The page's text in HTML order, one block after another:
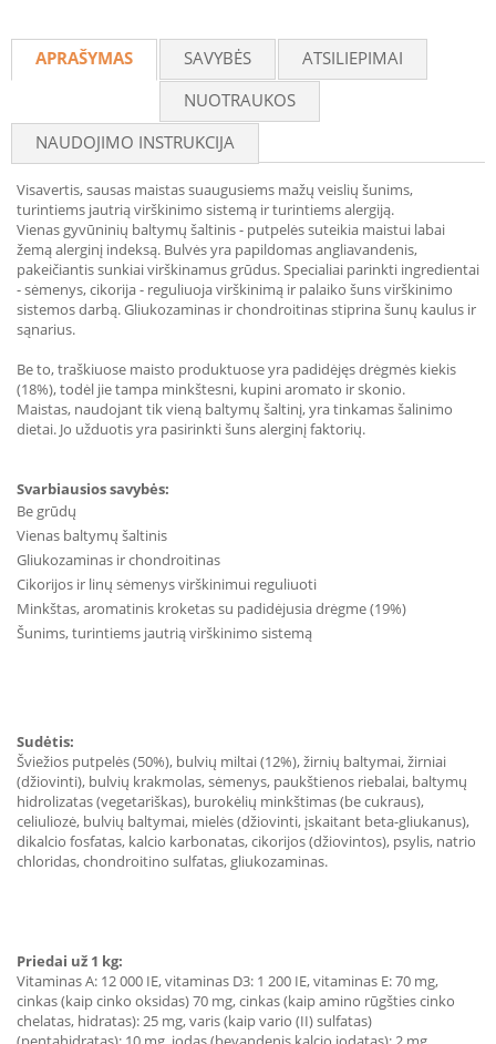
APRAŠYMAS SAVYBĖS
ATSILIEPIMAI
NUOTRAUKOS
NAUDOJIMO INSTRUKCIJA
Visavertis, sausas maistas suaugusiems mažų veislių šunims,
turintiems jautrią virškinimo sistemą ir turintiems alergiją.
Vienas gyvūninių baltymų šaltinis - putpelės suteikia maistui labai
žemą alerginį indeksą. Bulvės yra papildomas angliavandenis,
pakeičiantis sunkiai virškinamus grūdus. Specialiai parinkti ingredientai
- sėmenys, cikorija - reguliuoja virškinimą ir palaiko šuns virškinimo
sistemos darbą. Gliukozaminas ir chondroitinas stiprina šunų kaulus ir
sąnarius.
Be to, traškiuose maisto produktuose yra padidėjęs drėgmės kiekis
(18%), todėl jie tampa minkštesni, kupini aromato ir skonio.
Maistas, naudojant tik vieną baltymų šaltinį, yra tinkamas šalinimo
dietai. Jo užduotis yra pasirinkti šuns alerginį faktorių.
Svarbiausios savybės:
Be grūdų
Vienas baltymų šaltinis
Gliukozaminas ir chondroitinas
Cikorijos ir linų sėmenys virškinimui reguliuoti
Minkštas, aromatinis kroketas su padidėjusia drėgme (19%)
Šunims, turintiems jautrią virškinimo sistemą
Sudėtis:
Šviežios putpelės (50%), bulvių miltai (12%), žirnių baltymai, žirniai
(džiovinti), bulvių krakmolas, sėmenys, paukštienos riebalai, baltymų
hidrolizatas (vegetariškas), burokėlių minkštimas (be cukraus),
celiuliozė, bulvių baltymai, mielės (džiovinti, įskaitant beta-gliukanus),
dikalcio fosfatas, kalcio karbonatas, cikorijos (džiovintos), psylis, natrio
chloridas, chondroitino sulfatas, gliukozaminas.
Priedai už 1 kg:
Vitaminas A: 12 000 IE, vitaminas D3: 1 200 IE, vitaminas E: 70 mg,
cinkas (kaip cinko oksidas) 70 mg, cinkas (kaip amino rūgšties cinko
chelatas, hidratas): 25 mg, varis (kaip vario (II) sulfatas)